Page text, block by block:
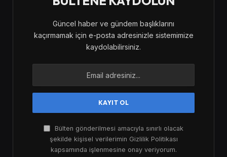
Güncel haber ve gündem başlıklarını
kaçırmamak için e-posta adresinizle sistemimize
kaydolabilirsiniz.
Bülten gönderilmesi amacıyla sınırlı olacak
şekilde kişisel verilerimin Gizlilik Politikası
kapsamında işlenmesine onay veriyorum.